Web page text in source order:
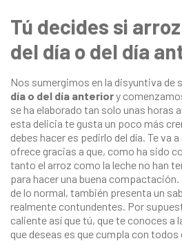
Tú decides si
del día o del día
Nos sumergimos en la disyuntiva de
día o del día anteriory
se ha elaborado tan solo unas horas
esta delicia te gusta un poco más
debes hacer es pedirlo del día. Te va
ofrece gracias a que, como ha sido
tanto el arroz como la leche no han
para hacer una buena
de lo normal, también presenta un
realmente contundentes. Por
caliente así que tú, que te conoces a
que deseas es que cumpla con